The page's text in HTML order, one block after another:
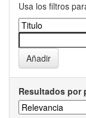
Usa los filtros
Resultados por